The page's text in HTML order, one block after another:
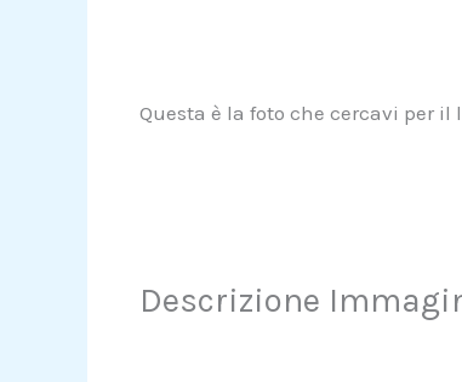
Questa è la foto che cercavi per il
Descrizione